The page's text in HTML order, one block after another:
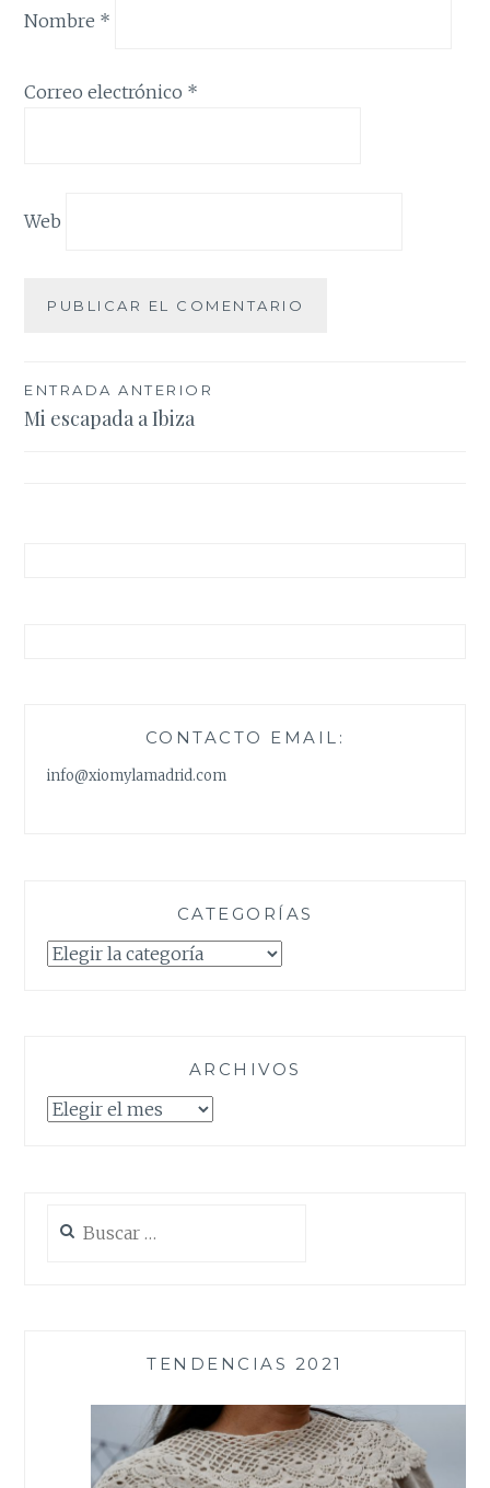
Nombre *
Correo electrónico *
Web
Navegación
de
ENTRADA ANTERIOR
Mi escapada a Ibiza
CONTACTO EMAIL:
info@xiomylamadrid.com
CATEGORÍAS
Categorías
ARCHIVOS
Archivos
TENDENCIAS 2021